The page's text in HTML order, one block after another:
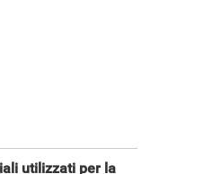
utilizzati per la